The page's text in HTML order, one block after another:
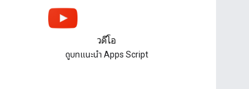
วิดีโอ
ดูบทแนะนํา Apps Script